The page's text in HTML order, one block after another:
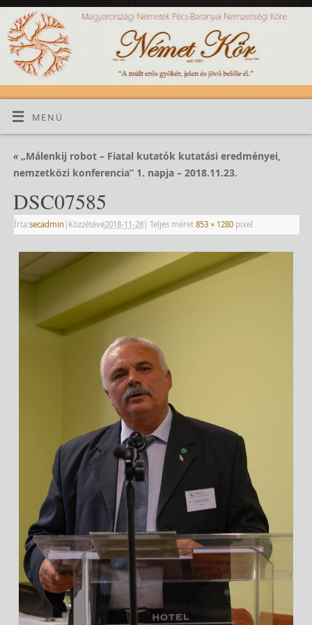
MENÜ
«„Málenkij robot – Fiatal kutatók kutatási eredményei,
nemzetközi konferencia” 1. napja – 2018.11.23.
DSC07585
Írta:secadmin | Közzétéve2018-11-28| Teljes méret 853 × 1280pixel